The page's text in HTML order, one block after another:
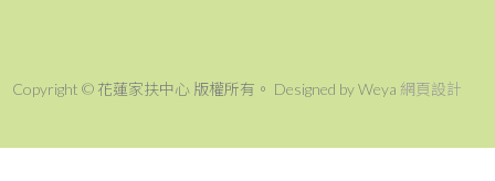
Copyright © 花蓮家扶中心 版權所有。 Designed by Weya 網頁設計